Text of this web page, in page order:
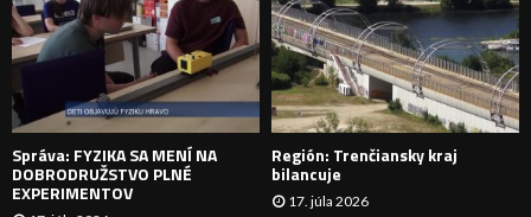
N
I
E
Správa: FYZIKA SA MENÍ NA
DOBRODRUŽSTVO PLNÉ
EXPERIMENTOV
Región: Trenčiansky kraj
bilancuje
17. júla 2026